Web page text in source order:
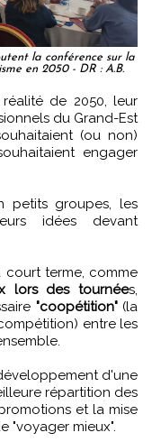
la conférence sur la
en 2050 - DR : A.B.
du Grand-Est
(ou non)
engager
petits groupes, les
idées devant
terme, comme
lors des tournées,
"coopétition"(la
entre les
d'une
répartition des
et la mise
"voyager mieux".